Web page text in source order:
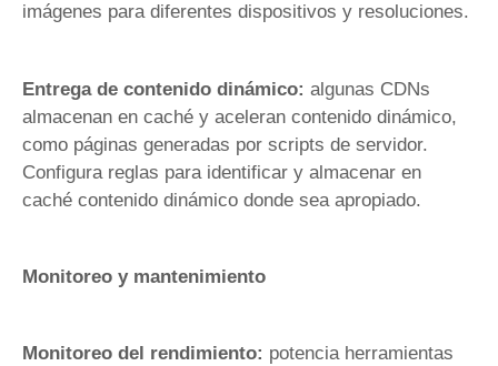
imágenes para diferentes dispositivos y resoluciones.
Entrega de contenido dinámico: algunas CDNs
almacenan en caché y aceleran contenido dinámico,
como páginas generadas por scripts de servidor.
Configura reglas para identificar y almacenar en
caché contenido dinámico donde sea apropiado.
Monitoreo y mantenimiento
Monitoreo del rendimiento: potencia herramientas